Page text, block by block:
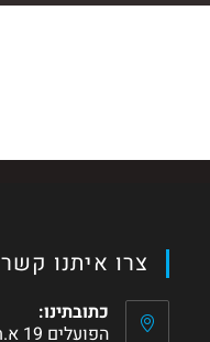
צרו איתנו קשר
כתובתינו:
הפועלים 19 א.ת עמק שרה, באר-שבע